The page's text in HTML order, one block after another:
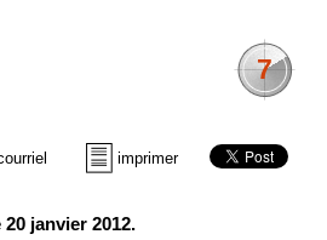
7
imprimer
20 janvier 2012.